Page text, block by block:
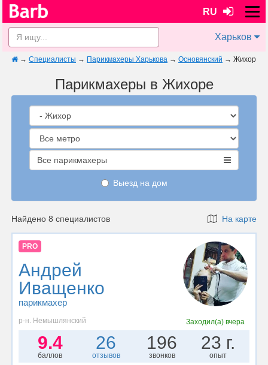
RU
Харьков
→ Специалисты → Парикмахеры Харькова → Основянский → Жихор
Парикмахеры в Жихоре
Все парикмахеры
Выезд на дом
Найдено 8 специалистов На карте
PRO
Андрей
Иващенко
парикмахер
р-н. Немышлянский Заходил(а)вчера
9.4
баллов
26
отзывов
196
звонков
23 г.
опыт